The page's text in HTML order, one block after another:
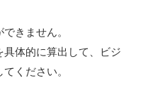
きません。
体的に算出して、ビジ
ください。